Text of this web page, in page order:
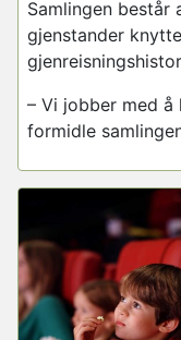
Samlingen
gjenstander
– Vi jobber med å
formidle